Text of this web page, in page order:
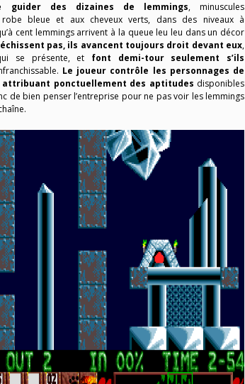
des dizaines de lemmings, minuscules
bleue et aux cheveux verts, dans des niveaux à
cent lemmings arrivent à la queue leu leu dans un décor
pas, ils avancent toujours droit devant eux,
se présente, et font demi-tour seulement s’ils
Le joueur contrôle les personnages de
ponctuellement des aptitudes disponibles
de bien penser l’entreprise pour ne pas voir les lemmings